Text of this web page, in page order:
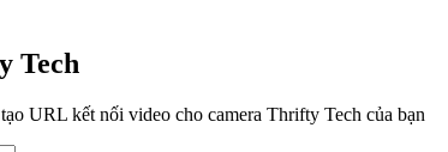
Tech
URL kết nối video cho camera Thrifty Tech của bạn